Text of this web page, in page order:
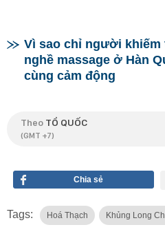
Vì sao chỉ người
nghề massage ở Hàn
cùng cảm động
Theo TỔ QUỐC
(GMT +7)
Chia sẻ
Tags: Hoá Thạch Khủng Long